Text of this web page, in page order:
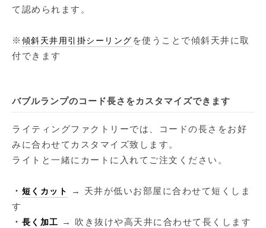
て認められます。
※ 傾斜天井用引掛シーリング を使うことで傾斜天井に取
付できます
バブルランプのコード長さをカスタマイズできます
ライティングファクトリーでは、コードの長さをお好
みに合わせてカスタマイズ致します。
ライトと一緒にカートに入れてご注文ください。
・ 短くカット
→ 天井が低いお部屋に合わせて短くしま
す
・ 長く加工 → 吹き抜けや高天井に合わせて長くします